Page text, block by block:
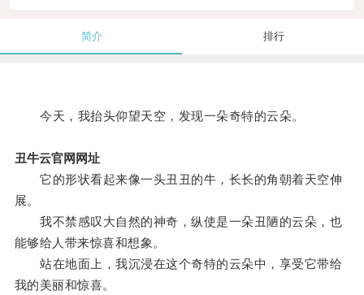
简介 排行
今天，我抬头仰望天空，发现一朵奇特的云朵。
丑牛云官网网址
它的形状看起来像一头丑丑的牛，长长的角朝着天空伸
展。
我不禁感叹大自然的神奇，纵使是一朵丑陋的云朵，也
能够给人带来惊喜和想象。
站在地面上，我沉浸在这个奇特的云朵中，享受它带给
我的美丽和惊喜。